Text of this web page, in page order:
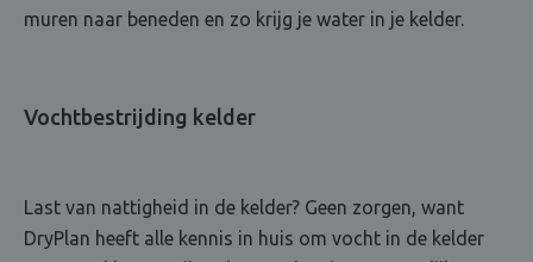
muren naar beneden en zo krijg je water in je kelder.
Vochtbestrijding kelder
Last van nattigheid in de kelder? Geen zorgen, want
DryPlan heeft alle kennis in huis om vocht in de kelder